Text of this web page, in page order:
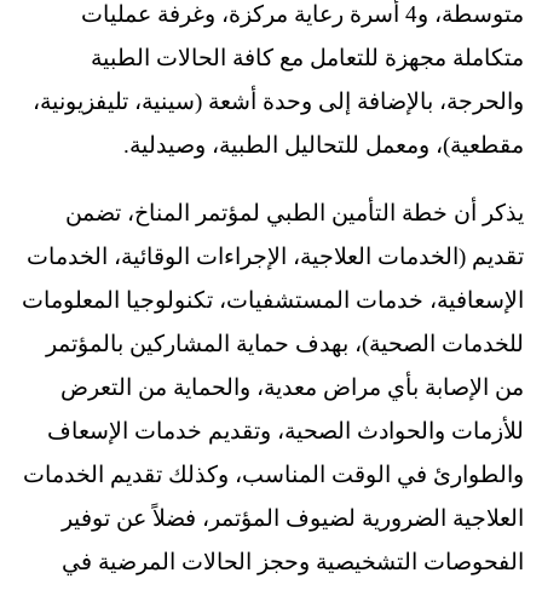
متوسطة، و4 أسرة رعاية مركزة، وغرفة عمليات
متكاملة مجهزة للتعامل مع كافة الحالات الطبية
والحرجة، بالإضافة إلى وحدة أشعة (سينية، تليفزيونية،
مقطعية)، ومعمل للتحاليل الطبية، وصيدلية.
يذكر أن خطة التأمين الطبي لمؤتمر المناخ، تضمن
تقديم (الخدمات العلاجية، الإجراءات الوقائية، الخدمات
الإسعافية، خدمات المستشفيات، تكنولوجيا المعلومات
للخدمات الصحية)، بهدف حماية المشاركين بالمؤتمر
من الإصابة بأي مراض معدية، والحماية من التعرض
للأزمات والحوادث الصحية، وتقديم خدمات الإسعاف
والطوارئ في الوقت المناسب، وكذلك تقديم الخدمات
العلاجية الضرورية لضيوف المؤتمر، فضلاً عن توفير
الفحوصات التشخيصية وحجز الحالات المرضية في